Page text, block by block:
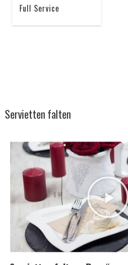
Full Service
Servietten falten